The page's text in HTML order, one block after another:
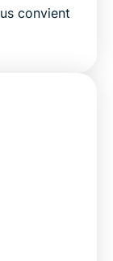
convient